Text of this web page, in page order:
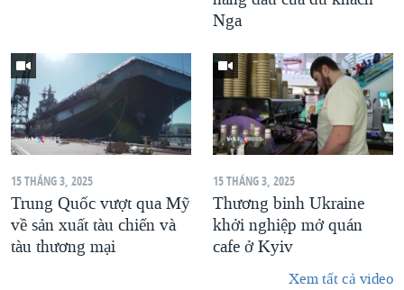
Nga
15 THÁNG 3, 2025
Trung Quốc vượt qua Mỹ
về sản xuất tàu chiến và
tàu thương mại
15 THÁNG 3, 2025
Thương binh Ukraine
khởi nghiệp mở quán
cafe ở Kyiv
Xem tất cả video